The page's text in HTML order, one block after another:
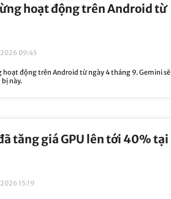
hoạt động trên Android từ
09:45
hoạt động trên Android từ ngày 4 tháng 9. Gemini sẽ
này.
tăng giá GPU lên tới 40% tại
15:19